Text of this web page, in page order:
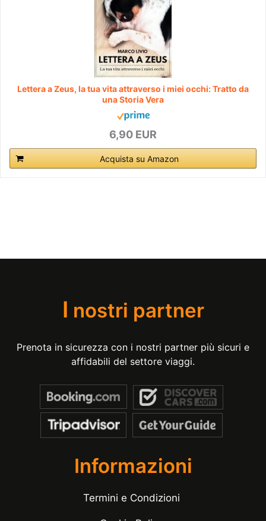
Lettera a Zeus, la tua vita attraverso i miei occhi: Tratto da
una Storia Vera
6,90 EUR
Acquista su Amazon
I nostri partner
Prenota in sicurezza con i nostri partner più sicuri e
affidabili del settore viaggi.
Informazioni
Termini e Condizioni